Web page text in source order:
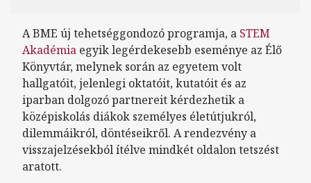
A BME új tehetséggondozó programja, a STEM
Akadémia egyik legérdekesebb eseménye az Élő
Könyvtár, melynek során az egyetem volt
hallgatóit, jelenlegi oktatóit, kutatóit és az
iparban dolgozó partnereit kérdezhetik a
középiskolás diákok személyes életútjukról,
dilemmáikról, döntéseikről. A rendezvény a
visszajelzésekból ítélve mindkét oldalon tetszést
aratott.